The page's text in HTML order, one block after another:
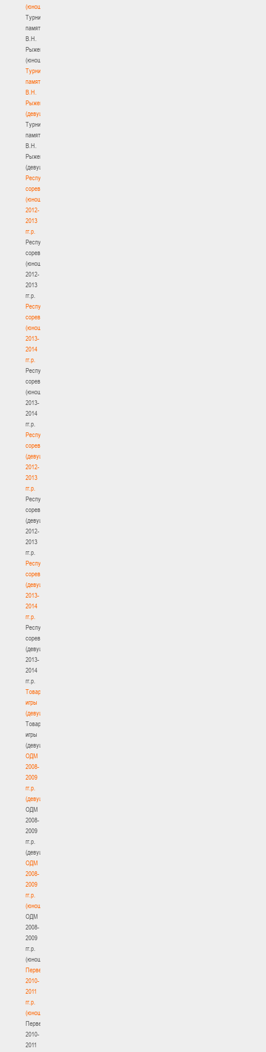
(юноши)
Турнир
памяти
В.Н.
Рыженкова
(юноши)
Турнир
памяти
В.Н.
Рыженкова
(девушки)
Турнир
памяти
В.Н.
Рыженкова
(девушки)
Республиканские
соревнования
(юноши)
2012-
2013
гг.р.
Республиканские
соревнования
(юноши)
2012-
2013
гг.р.
Республиканские
соревнования
(юноши)
2013-
2014
гг.р.
Республиканские
соревнования
(юноши)
2013-
2014
гг.р.
Республиканские
соревнования
(девушки)
2012-
2013
гг.р.
Республиканские
соревнования
(девушки)
2012-
2013
гг.р.
Республиканские
соревнования
(девушки)
2013-
2014
гг.р.
Республиканские
соревнования
(девушки)
2013-
2014
гг.р.
Товарищеские
игры
(девушки)
Товарищеские
игры
(девушки)
ОДМ
2008-
2009
гг.р.
(девушки)
ОДМ
2008-
2009
гг.р.
(девушки)
ОДМ
2008-
2009
гг.р.
(юноши)
ОДМ
2008-
2009
гг.р.
(юноши)
Первенство
2010-
2011
гг.р.
(юноши)
Первенство
2010-
2011